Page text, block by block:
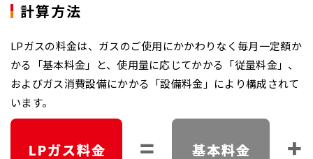
計算方法
LPガスの料金は、ガスのご使用にかかわりなく毎月一定額か
かる「基本料金」と、使用量に応じてかかる「従量料金」、
およびガス消費設備にかかる「設備料金」により構成されて
います。